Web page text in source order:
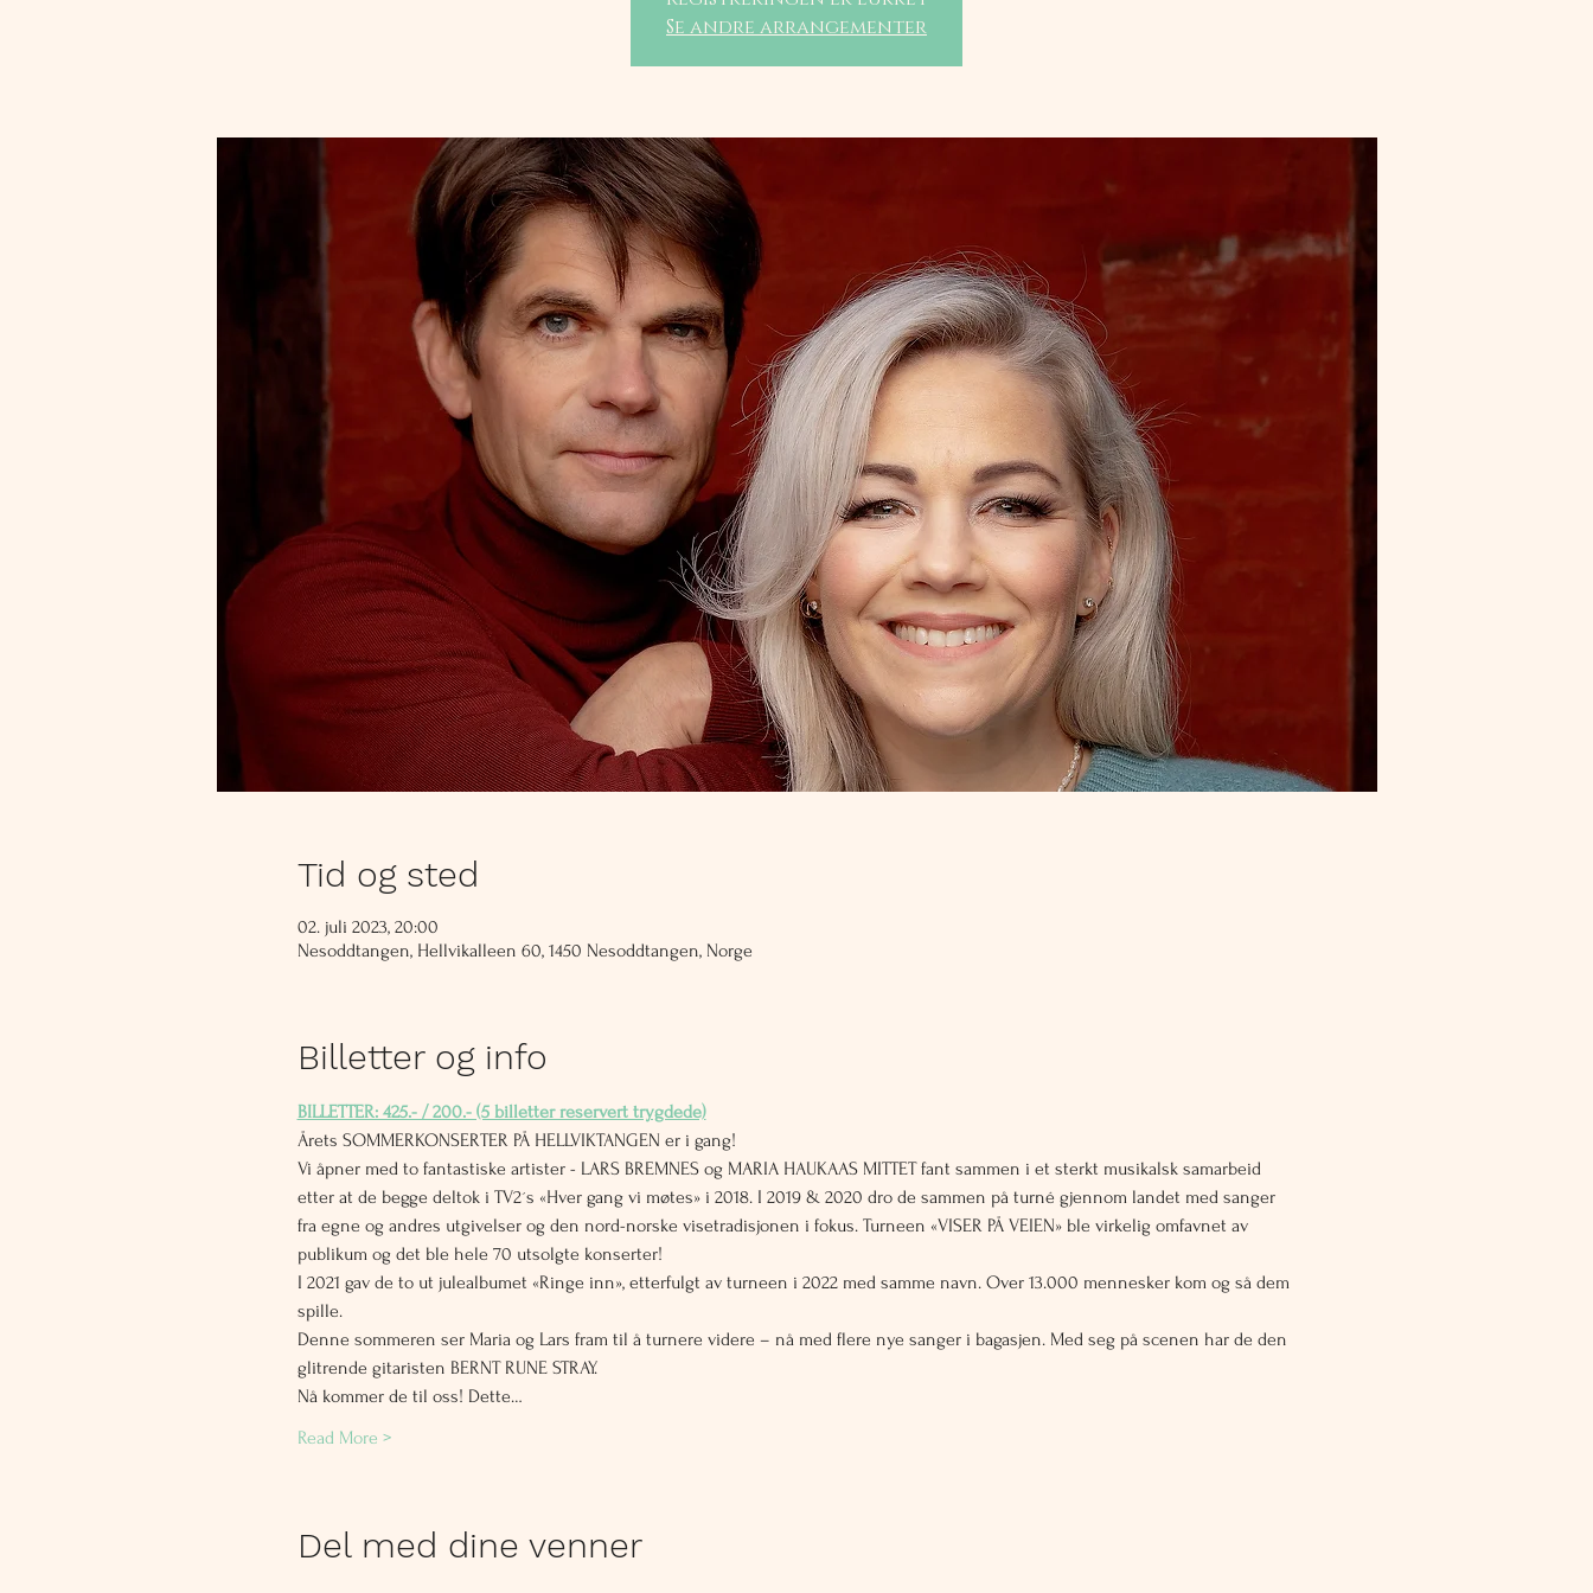
Se andre arrangementer
Tid og sted
02. juli 2023, 20:00
Nesoddtangen, Hellvikalleen 60, 1450 Nesoddtangen, Norge
Billetter og info
BILLETTER: 425.- / 200.- (5 billetter reservert trygdede)
Årets SOMMERKONSERTER PÅ HELLVIKTANGEN er i gang!
Vi åpner med to fantastiske artister - LARS BREMNES og MARIA HAUKAAS MITTET fant sammen i et sterkt musikalsk samarbeid
etter at de begge deltok i TV2´s «Hver gang vi møtes» i 2018. I 2019 & 2020 dro de sammen på turné gjennom landet med sanger
fra egne og andres utgivelser og den nord-norske visetradisjonen i fokus. Turneen «VISER PÅ VEIEN» ble virkelig omfavnet av
publikum og det ble hele 70 utsolgte konserter!
I 2021 gav de to ut julealbumet «Ringe inn», etterfulgt av turneen i 2022 med samme navn. Over 13.000 mennesker kom og så dem
spille.
Denne sommeren ser Maria og Lars fram til å turnere videre – nå med flere nye sanger i bagasjen. Med seg på scenen har de den
glitrende gitaristen BERNT RUNE STRAY.
Nå kommer de til oss! Dette…
Read More >
Del med dine venner